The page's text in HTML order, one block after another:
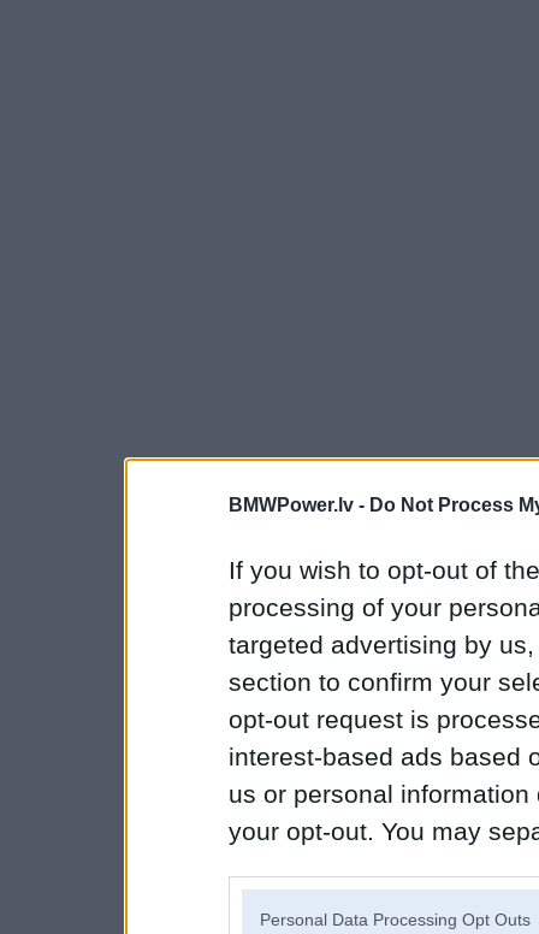
BMWPower.lv - Do Not Process
If you wish to opt-out of
processing of your
targeted advertising by
section to confirm your
opt-out request is
interest-based ads based
us or personal
your opt-out. You may
Personal Data Processing Opt Outs